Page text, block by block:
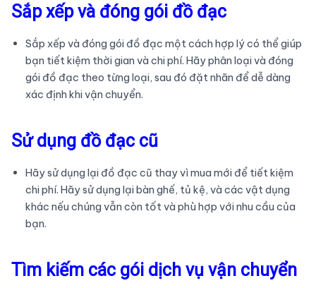
Sắp xếp và đóng gói đồ đạc
Sắp xếp và đóng gói đồ đạc một cách hợp lý có thể giúp
bạn tiết kiệm thời gian và chi phí. Hãy phân loại và đóng
gói đồ đạc theo từng loại, sau đó đặt nhãn để dễ dàng
xác định khi vận chuyển.
Sử dụng đồ đạc cũ
Hãy sử dụng lại đồ đạc cũ thay vì mua mới để tiết kiệm
chi phí. Hãy sử dụng lại bàn ghế, tủ kệ, và các vật dụng
khác nếu chúng vẫn còn tốt và phù hợp với nhu cầu của
bạn.
Tìm kiếm các gói dịch vụ vận chuyển